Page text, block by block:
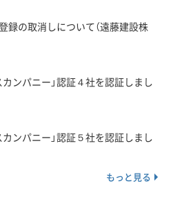
録の取消しについて（遠藤建設株
ンパニー」認証４社を認証しまし
ンパニー」認証５社を認証しまし
もっと見る